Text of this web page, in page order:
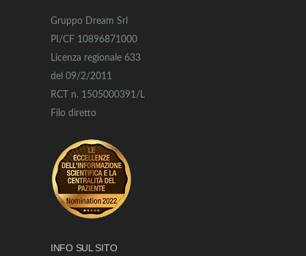
Gruppo Dream Srl
PI/CF 10896871000
Licenza regionale 633
del 09/2/2011
RCT n. 1505000391/L
Filo diretto
INFO SUL SITO